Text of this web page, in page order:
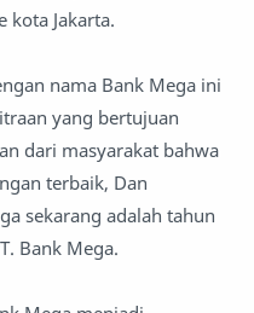
kota Jakarta.
nama Bank Mega ini
yang bertujuan
dari masyarakat bahwa
terbaik, Dan
sekarang adalah tahun
Bank Mega.